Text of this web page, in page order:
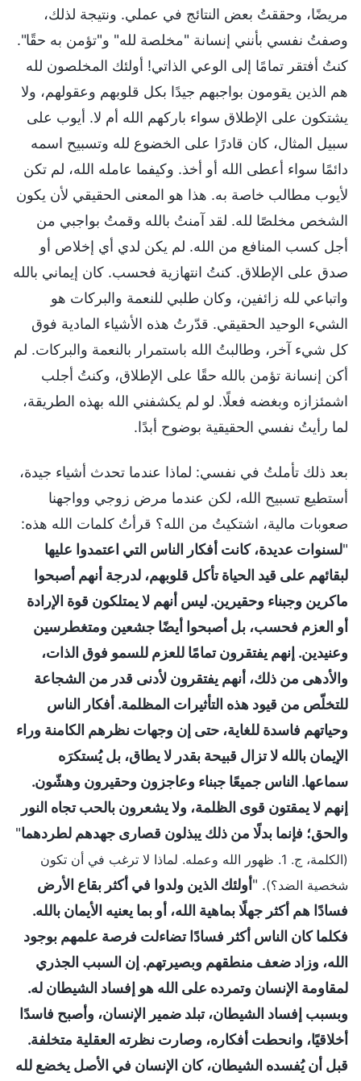
مريضًا، وحققتُ بعض النتائج في عملي. ونتيجة لذلك،
وصفتُ نفسي بأنني إنسانة "مخلصة لله" و"تؤمن به حقًا".
كنتُ أفتقر تمامًا إلى الوعي الذاتي! أولئك المخلصون لله
هم الذين يقومون بواجبهم جيدًا بكل قلوبهم وعقولهم، ولا
يشتكون على الإطلاق سواء باركهم الله أم لا. أيوب على
سبيل المثال، كان قادرًا على الخضوع لله وتسبيح اسمه
دائمًا سواء أعطى الله أو أخذ. وكيفما عامله الله، لم تكن
لأيوب مطالب خاصة به. هذا هو المعنى الحقيقي لأن يكون
الشخص مخلصًا لله. لقد آمنتُ بالله وقمتُ بواجبي من
أجل كسب المنافع من الله. لم يكن لدي أي إخلاص أو
صدق على الإطلاق. كنتُ انتهازية فحسب. كان إيماني بالله
واتباعي لله زائفين، وكان طلبي للنعمة والبركات هو
الشيء الوحيد الحقيقي. قدّرتُ هذه الأشياء المادية فوق
كل شيء آخر، وطالبتُ الله باستمرار بالنعمة والبركات. لم
أكن إنسانة تؤمن بالله حقًا على الإطلاق، وكنتُ أجلب
اشمئزازه وبغضه فعلًا. لو لم يكشفني الله بهذه الطريقة،
لما رأيتُ نفسي الحقيقية بوضوح أبدًا.
بعد ذلك تأملتُ في نفسي: لماذا عندما تحدث أشياء جيدة،
أستطيع تسبيح الله، لكن عندما مرض زوجي وواجهنا
صعوبات مالية، اشتكيتُ من الله؟ قرأتُ كلمات الله هذه:
"لسنوات عديدة، كانت أفكار الناس التي اعتمدوا عليها
لبقائهم على قيد الحياة تأكل قلوبهم، لدرجة أنهم أصبحوا
ماكرين وجبناء وحقيرين. ليس أنهم لا يمتلكون قوة الإرادة
أو العزم فحسب، بل أصبحوا أيضًا جشعين ومتغطرسين
وعنيدين. إنهم يفتقرون تمامًا للعزم للسمو فوق الذات،
والأدهى من ذلك، أنهم يفتقرون لأدنى قدر من الشجاعة
للتخلّص من قيود هذه التأثيرات المظلمة. أفكار الناس
وحياتهم فاسدة للغاية، حتى إن وجهات نظرهم الكامنة وراء
الإيمان بالله لا تزال قبيحة بقدر لا يطاق، بل يُستكرَه
سماعها. الناس جميعًا جبناء وعاجزون وحقيرون وهشّون.
إنهم لا يمقتون قوى الظلمة، ولا يشعرون بالحب تجاه النور
والحق؛ فإنما بدلًا من ذلك يبذلون قصارى جهدهم لطردهما"
(الكلمة، ج. 1. ظهور الله وعمله. لماذا لا ترغب في أن تكون
شخصية الضد؟). "أولئك الذين ولدوا في أكثر بقاع الأرض
فسادًا هم أكثر جهلًا بماهية الله، أو بما يعنيه الأيمان بالله.
فكلما كان الناس أكثر فسادًا تضاءلت فرصة علمهم بوجود
الله، وزاد ضعف منطقهم وبصيرتهم. إن السبب الجذري
لمقاومة الإنسان وتمرده على الله هو إفساد الشيطان له.
وبسبب إفساد الشيطان، تبلد ضمير الإنسان، وأصبح فاسدًا
أخلاقيًا، وانحطت أفكاره، وصارت نظرته العقلية متخلفة.
قبل أن يُفسده الشيطان، كان الإنسان في الأصل يخضع لله